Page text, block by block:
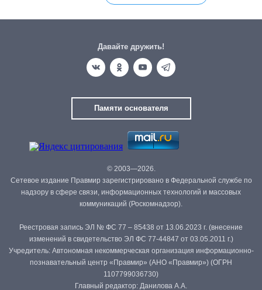
Давайте дружить!
Памяти основателя
© 2003—2026.
Сетевое издание Правмир зарегистрировано в Федеральной службе по
надзору в сфере связи, информационных технологий и массовых
коммуникаций (Роскомнадзор).
Реестровая запись ЭЛ № ФС 77 – 85438 от 13.06.2023 г. (внесение
изменений в свидетельство ЭЛ ФС 77-44847 от 03.05.2011 г.)
Учредитель: Автономная некоммерческая организация информационно-
познавательный центр «Правмир» (АНО «Правмир») (ОГРН
1107799036730)
Главный редактор: Данилова А.А.